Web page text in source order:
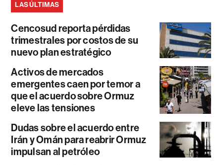
LAS ÚLTIMAS
Cencosud reporta pérdidas
trimestrales por costos de su
nuevo plan estratégico
Activos de mercados
emergentes caen por temor a
que el acuerdo sobre Ormuz
eleve las tensiones
Dudas sobre el acuerdo entre
Irán y Omán para reabrir Ormuz
impulsan al petróleo